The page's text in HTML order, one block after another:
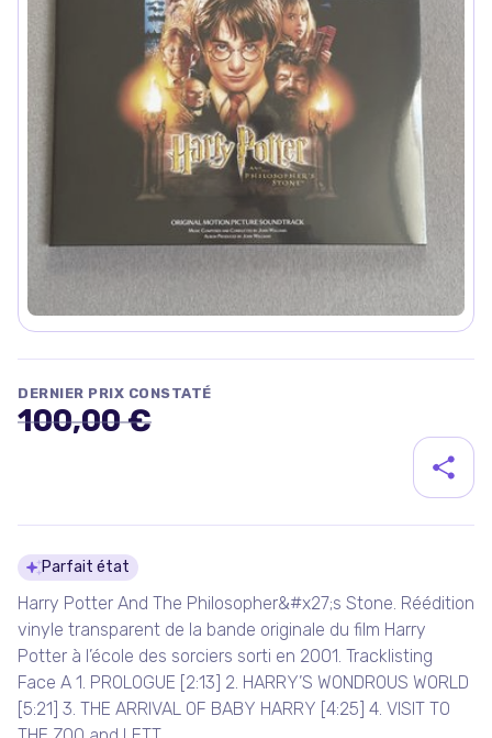
DERNIER PRIX CONSTATÉ
100,00 €
Détails du produit
Parfait état
Harry Potter And The Philosopher&#x27;s Stone. Réédition
vinyle transparent de la bande originale du film Harry
Potter à l’école des sorciers sorti en 2001. Tracklisting
Face A 1. PROLOGUE [2:13] 2. HARRY’S WONDROUS WORLD
[5:21] 3. THE ARRIVAL OF BABY HARRY [4:25] 4. VISIT TO